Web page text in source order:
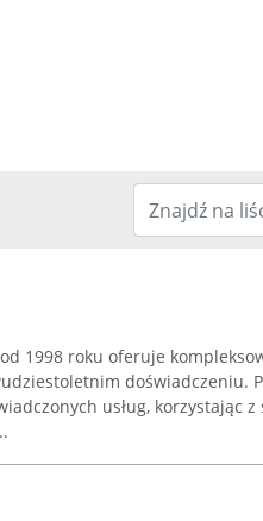
1998 roku oferuje
doświadczeniu.
usług, korzystając